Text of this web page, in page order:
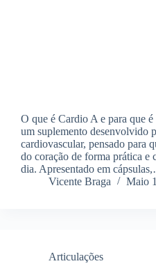
O que é Cardio A e para que
um suplemento desenvolvido
cardiovascular, pensado para
do coração de forma prática e
dia. Apresentado em
Vicente Braga
Maio
Articulações